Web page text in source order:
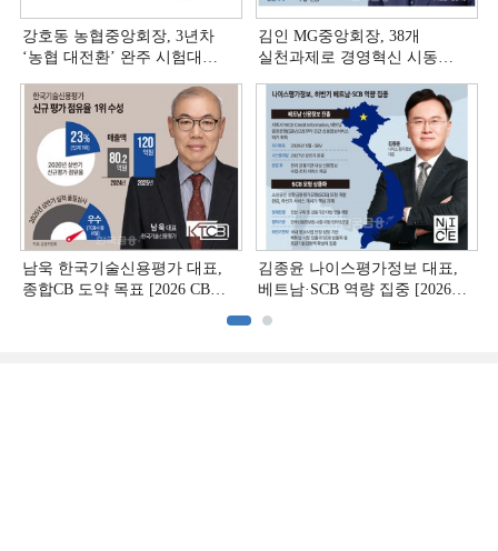
강호동 농협중앙회장, 3년차
‘농협 대전환ʼ 완주 시험대
김인 MG중앙회장, 38개
실천과제로 경영혁신 시동
남욱 한국기술신용평가 대표,
종합CB 도약 목표 [2026 CB사
김종윤 나이스평가정보 대표,
베트남·SCB 역량 집중 [2026